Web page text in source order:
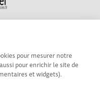
pour mesurer notre
pour enrichir le site de
et widgets).
d'Azur est à
Provence-
mise en oeuvre pour